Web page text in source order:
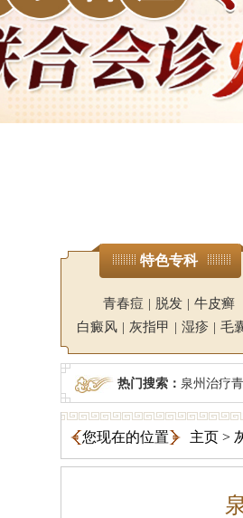
特色专科
青春痘 | 脱发 | 牛皮癣
白癜风 | 灰指甲 | 湿疹 | 毛
热门搜索： 泉州治疗
您现在的位置 主页 >